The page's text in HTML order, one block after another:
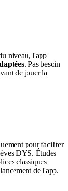
niveau, l'app
. Pas besoin
de jouer la
pour faciliter
DYS. Études
classiques
de l'app.